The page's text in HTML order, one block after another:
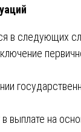
в следующих
выплате на